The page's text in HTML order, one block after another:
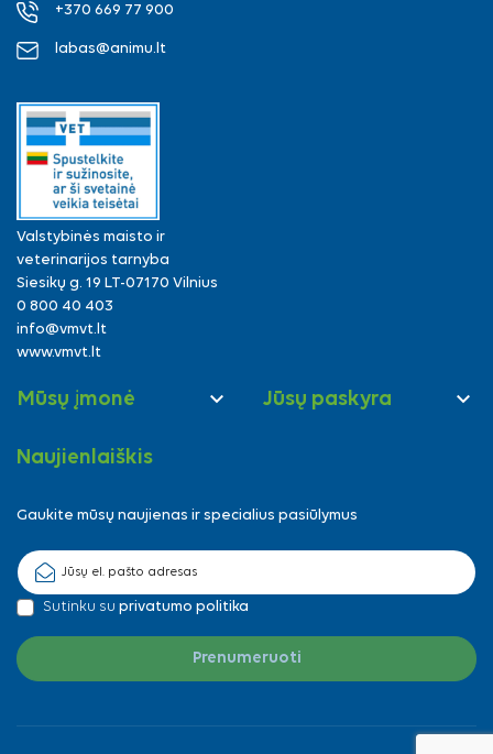
+370 669 77 900
labas@animu.lt
Valstybinės maisto ir
veterinarijos tarnyba
Siesikų g. 19 LT-07170 Vilnius
0 800 40 403
info@vmvt.lt
www.vmvt.lt
Mūsų įmonė  Jūsų paskyra 
Naujienlaiškis
Gaukite mūsų naujienas ir specialius pasiūlymus
Sutinku su privatumo politika